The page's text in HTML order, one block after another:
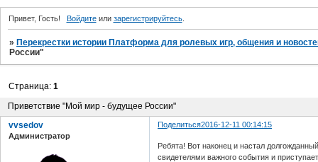
Привет, Гость! Войдитеили зарегистрируйтесь.
» Перекрестки истории Платформа для ролевых игр, общения и
России"
Приветствие "Мой мир - будущее России"
Страница:1
Поделиться2016-12-11 00:14:15
vvsedov
Администратор
Ребята! Вот наконец и настал
свидетелями важного события и